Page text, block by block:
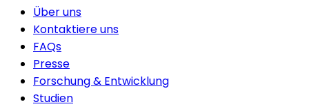
Über uns
Kontaktiere uns
FAQs
Presse
Forschung & Entwicklung
Studien